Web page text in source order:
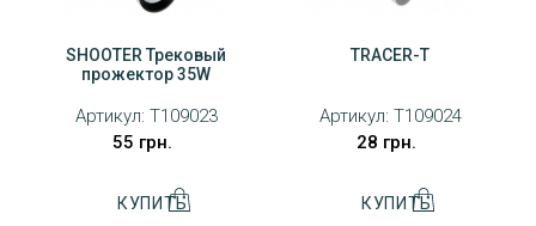
SHOOTER Трековый
прожектор 35W
Артикул: T109023
55 грн.
TRACER-T
Артикул: T109024
28 грн.
ОПЛАТА